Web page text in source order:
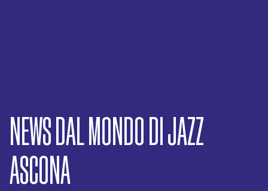
NEWS DAL MONDO DI JAZZ
ASCONA